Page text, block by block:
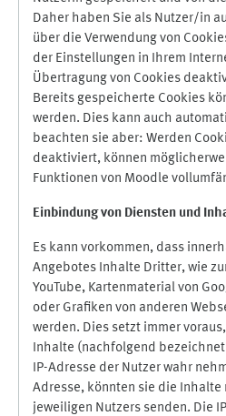
Daher haben Sie als Nutzer/in
über die Verwendung von
der Einstellungen in Ihrem
Übertragung von Cookies
Bereits gespeicherte Cookies
werden. Dies kann auch
beachten sie aber: Werden
deaktiviert, können
Funktionen von Moodle
Einbindung von Diensten und
Es kann vorkommen, dass
Angebotes Inhalte Dritter, wie
YouTube, Kartenmaterial von
oder Grafiken von anderen
werden. Dies setzt immer
Inhalte (nachfolgend
IP-Adresse der Nutzer wahr
Adresse, könnten sie die Inhalte
jeweiligen Nutzers senden. Die